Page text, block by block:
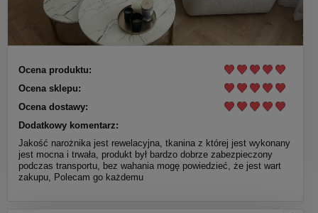
Ocena produktu:
Ocena sklepu:
Ocena dostawy:
Dodatkowy komentarz:
Jakość narożnika jest rewelacyjna, tkanina z której jest wykonany
jest mocna i trwała, produkt był bardzo dobrze zabezpieczony
podczas transportu, bez wahania mogę powiedzieć, że jest wart
zakupu, Polecam go każdemu